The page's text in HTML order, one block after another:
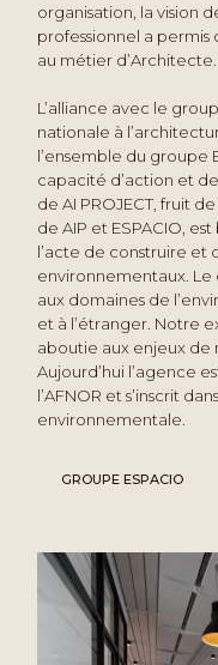
organisation, la vision
professionnel a permis
au métier d’Architecte.
L’alliance avec le
nationale à
l’ensemble du groupe
capacité d’action et
de AI PROJECT, fruit
de AIP et ESPACIO,
l’acte de construire et
environnementaux.
aux domaines de
et à l’étranger. Notre
aboutie aux enjeux de
Aujourd’hui l’agence
l’AFNOR et s’inscrit
environnementale.
GROUPE ESPACIO